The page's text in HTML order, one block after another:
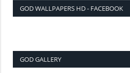
GOD WALLPAPERS HD - FACEBOOK
GOD GALLERY